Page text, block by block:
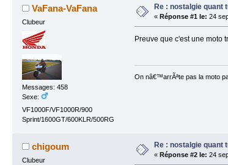
VaFana-VaFana
Clubeur
Messages: 458
Sexe:
VF1000F/VF1000R/900
Sprint/1600GT/600KLR/500RG
Re : nostalgie quant
« Réponse #1 le: 24
Preuve que c'est une moto
On nâ€™arrÃªte pas la moto
chigoum
Clubeur
Re : nostalgie quant
« Réponse #2 le: 24